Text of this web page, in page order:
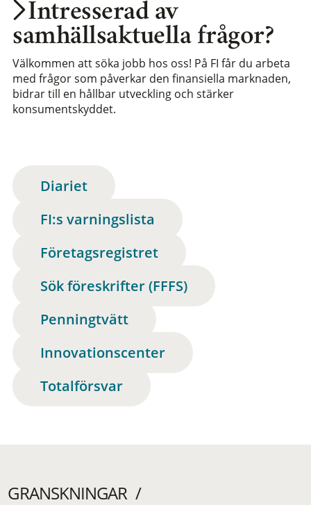
Intresserad av
samhällsaktuella frågor?
Välkommen att söka jobb hos oss! På FI får du arbeta
med frågor som påverkar den finansiella marknaden,
bidrar till en hållbar utveckling och stärker
konsumentskyddet.
Diariet
FI:s varningslista
Företagsregistret
Sök föreskrifter (FFFS)
Penningtvätt
Innovationscenter
Totalförsvar
GRANSKNINGAR